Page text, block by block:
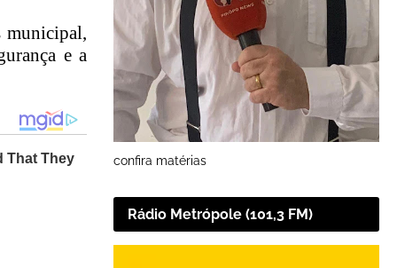
municipal,
e a
confira matérias
Rádio Metrópole (101,3 FM)